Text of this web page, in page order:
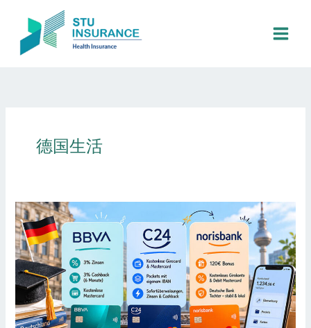
德国生活
德
国
留
学
生
免
费
银